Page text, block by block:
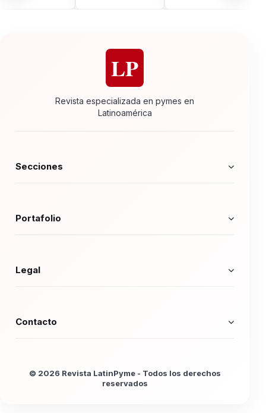
LP
Revista especializada en pymes en
Latinoamérica
Secciones
Portafolio
Legal
Contacto
© 2026 Revista LatinPyme - Todos los derechos
reservados